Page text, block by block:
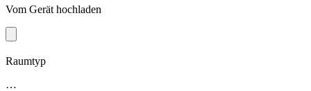
Vom Gerät hochladen
Raumtyp
…